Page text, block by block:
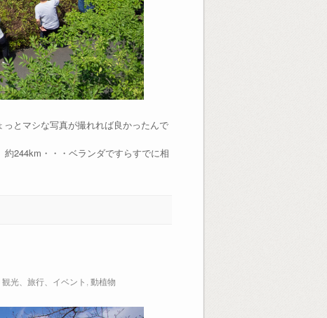
とマシな写真が撮れれば良かったんで
244km・・・ベランダですらすでに相
観光、旅行、イベント 動植物